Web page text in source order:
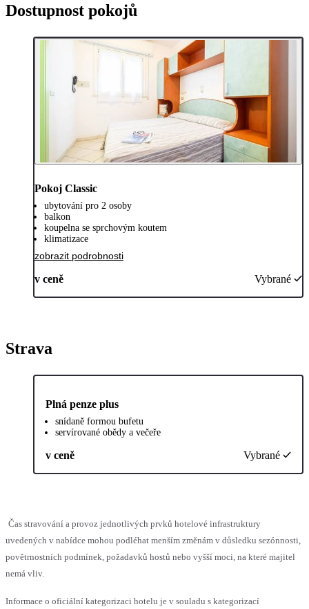
Dostupnost pokojů
Pokoj Classic
ubytování pro 2 osoby
balkon
koupelna se sprchovým koutem
klimatizace
zobrazit podrobnosti
v ceně Vybrané
Strava
Plná penze plus
snídaně formou bufetu
servírované obědy a večeře
v ceně Vybrané
Čas stravování a provoz jednotlivých prvků hotelové infrastruktury
uvedených v nabídce mohou podléhat menším změnám v důsledku sezónnosti,
povětrnostních podmínek, požadavků hostů nebo vyšší moci, na které majitel
nemá vliv.
Informace o oficiální kategorizaci hotelu je v souladu s kategorizací